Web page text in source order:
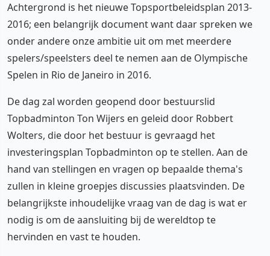
Achtergrond is het nieuwe Topsportbeleidsplan 2013-
2016; een belangrijk document want daar spreken we
onder andere onze ambitie uit om met meerdere
spelers/speelsters deel te nemen aan de Olympische
Spelen in Rio de Janeiro in 2016.
De dag zal worden geopend door bestuurslid
Topbadminton Ton Wijers en geleid door Robbert
Wolters, die door het bestuur is gevraagd het
investeringsplan Topbadminton op te stellen. Aan de
hand van stellingen en vragen op bepaalde thema's
zullen in kleine groepjes discussies plaatsvinden. De
belangrijkste inhoudelijke vraag van de dag is wat er
nodig is om de aansluiting bij de wereldtop te
hervinden en vast te houden.